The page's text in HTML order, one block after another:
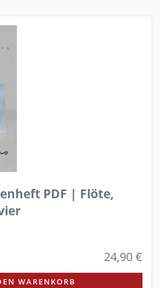
PDF | Flöte,
24,90 €
WARENKORB